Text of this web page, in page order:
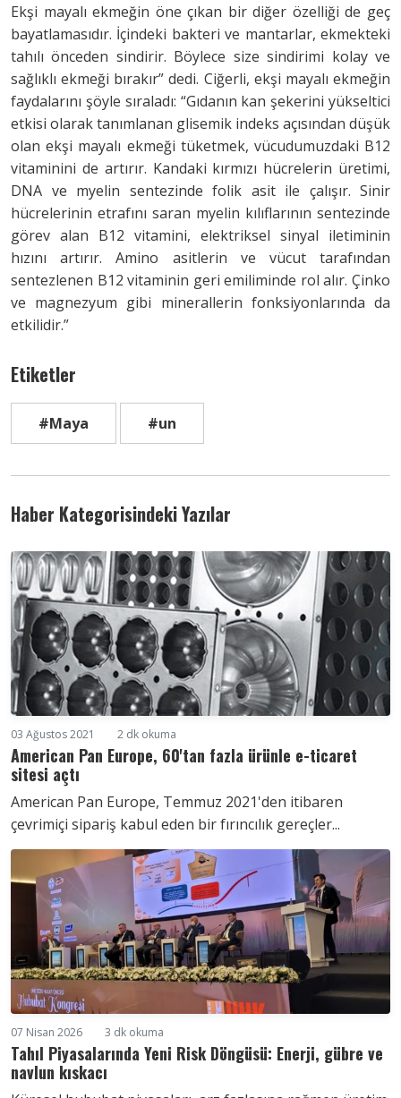
Ekşi mayalı ekmeğin öne çıkan bir diğer özelliği de geç
bayatlamasıdır. İçindeki bakteri ve mantarlar, ekmekteki
tahılı önceden sindirir. Böylece size sindirimi kolay ve
sağlıklı ekmeği bırakır” dedi. Ciğerli, ekşi mayalı ekmeğin
faydalarını şöyle sıraladı: “Gıdanın kan şekerini yükseltici
etkisi olarak tanımlanan glisemik indeks açısından düşük
olan ekşi mayalı ekmeği tüketmek, vücudumuzdaki B12
vitaminini de artırır. Kandaki kırmızı hücrelerin üretimi,
DNA ve myelin sentezinde folik asit ile çalışır. Sinir
hücrelerinin etrafını saran myelin kılıflarının sentezinde
görev alan B12 vitamini, elektriksel sinyal iletiminin
hızını artırır. Amino asitlerin ve vücut tarafından
sentezlenen B12 vitaminin geri emiliminde rol alır. Çinko
ve magnezyum gibi minerallerin fonksiyonlarında da
etkilidir.”
Etiketler
#Maya #un
Haber Kategorisindeki Yazılar
03 Ağustos 2021 2 dk okuma
American Pan Europe, 60'tan fazla ürünle e-ticaret
sitesi açtı
American Pan Europe, Temmuz 2021'den itibaren
çevrimiçi sipariş kabul eden bir fırıncılık gereçler...
07 Nisan 2026 3 dk okuma
Tahıl Piyasalarında Yeni Risk Döngüsü: Enerji, gübre ve
navlun kıskacı